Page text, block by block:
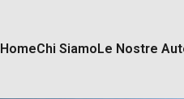
HomeChi SiamoLe Nostre